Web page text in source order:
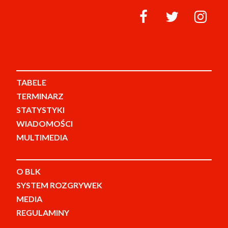
TABELE
TERMINARZ
STATYSTYKI
WIADOMOŚCI
MULTIMEDIA
O BLK
SYSTEM ROZGRYWEK
MEDIA
REGULAMINY